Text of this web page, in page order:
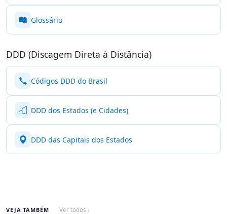
Glossário
DDD (Discagem Direta à Distância)
Códigos DDD do Brasil
DDD dos Estados (e Cidades)
DDD das Capitais dos Estados
VEJA TAMBÉM Ver todos ›